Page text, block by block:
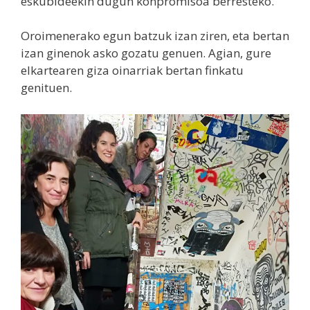
Oroimenerako egun batzuk izan ziren, eta bertan
izan ginenok asko gozatu genuen. Agian, gure
elkartearen giza oinarriak bertan finkatu
genituen.